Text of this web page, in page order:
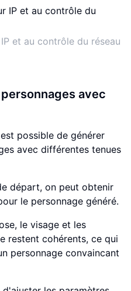
et au contrôle du réseau
avec
possible de générer
avec différentes tenues
départ, on peut obtenir
le personnage généré.
le visage et les
restent cohérents, ce qui
personnage convaincant